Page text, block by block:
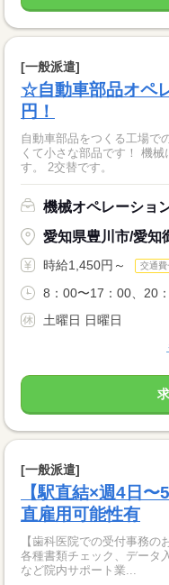
[一般派遣]
☆自動車部品オペ
円！
自動車部品をつくる工場で
くて小さな部品です！ 機
す。 2交替です。
機械オペレーショ
愛知県豊川市/愛知
時給1,450円～ 交通費
8：00〜17：00、20
土曜日 日曜日
[一般派遣]
【駅直結×週4日
直雇用可能性有
【歯科医院での受付事務の
各種書類チェック、データ
など院内サポート業...